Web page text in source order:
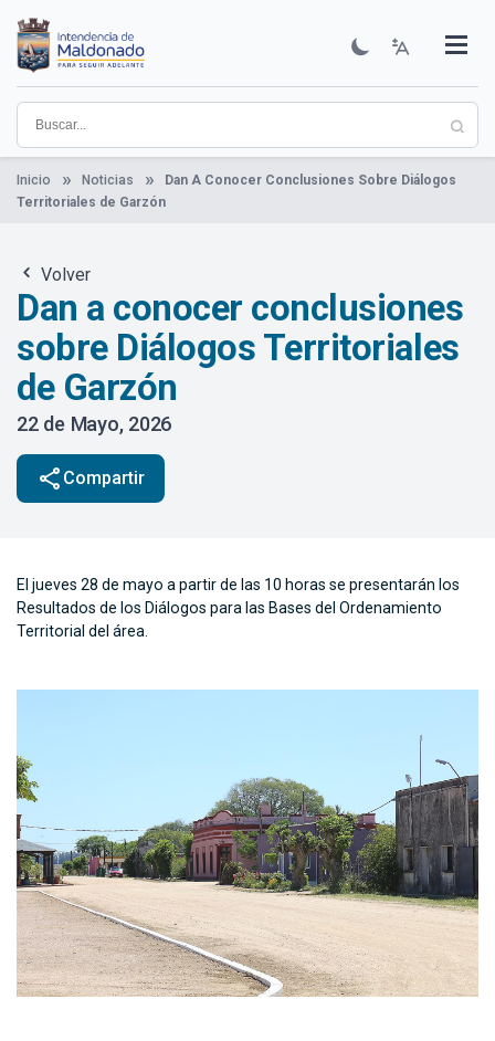
contenido
principal
Institucional
Municipios
Descubre Maldonado
Comunicación
Servicios
Guía De Trámites
Ver Noticias
Inicio Noticias
Dan A Conocer Conclusiones Sobre Diálogos
Territoriales de Garzón
Volver
Dan a conocer conclusiones
sobre Diálogos Territoriales
de Garzón
22 de Mayo, 2026
share Compartir
El jueves 28 de mayo a partir de las 10 horas se presentarán los
Resultados de los Diálogos para las Bases del Ordenamiento
Territorial del área.